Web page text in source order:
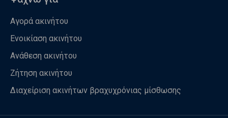
Αγορά ακινήτου
Ενοικίαση ακινήτου
Ανάθεση ακινήτου
Ζήτηση ακινήτου
Διαχείριση ακινήτων βραχυχρόνιας μίσθωσης